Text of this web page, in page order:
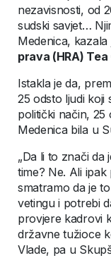
nezavisnosti, od
sudski savjet…
Medenica, kazala
prava (HRA)
Istakla je da,
25 odsto ljudi koji
politički način, 25
Medenica bila u
„Da li to znači da
time? Ne. Ali
smatramo da je
vetingu i potrebi
provjere kadrovi
državne tužioce
Vlade, pa u